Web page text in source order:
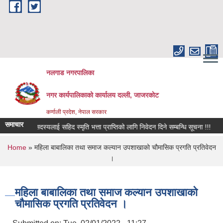
Skip to main content
नलगाड नगरपालिका
नगर कार्यपालिकाको कार्यालय दल्ली, जाजरकाेट
कर्णाली प्रदेश, नेपाल सरकार
समाचारसदस्यलाई सहिद स्मृति भत्ता प्राप्तिको लागि निवेदन दिने सम्बन्धि सूचना !!!
You are here
Home» महिला बाबालिका तथा समाज कल्यान उपशाखाको चौमासिक प्रगति प्रतिवेदन
।
महिला बाबालिका तथा समाज कल्यान उपशाखाको
चौमासिक प्रगति प्रतिवेदन ।